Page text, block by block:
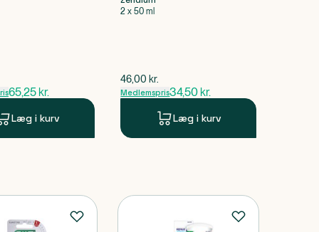
65,25 kr.
Læg i kurv
2 x 50 ml
$gammel pris
46,00 kr.
Medlemspris34,50 kr.
Læg i kurv